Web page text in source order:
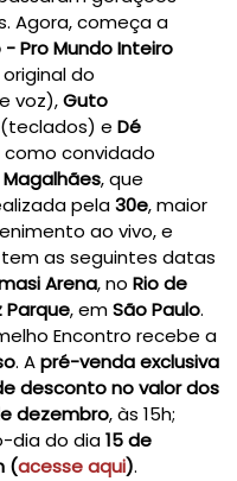
Agora, começa a
Pro Mundo Inteiro
do
voz),Guto
(teclados) e Dé
convidado
, que
pela30e, maior
ao vivo, e
as seguintes datas
Arena,no Rio de
Parque, emSão Paulo.
Encontro recebe a
. Apré-venda exclusiva
desconto no valor dos
dezembro, às 15h;
dia do dia15 de
(acesse aqui).